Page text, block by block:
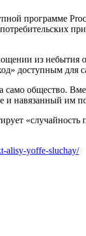
программе
из небытия
доступным
общество.
и навязанный им
alisy-yoffe-sluchay/